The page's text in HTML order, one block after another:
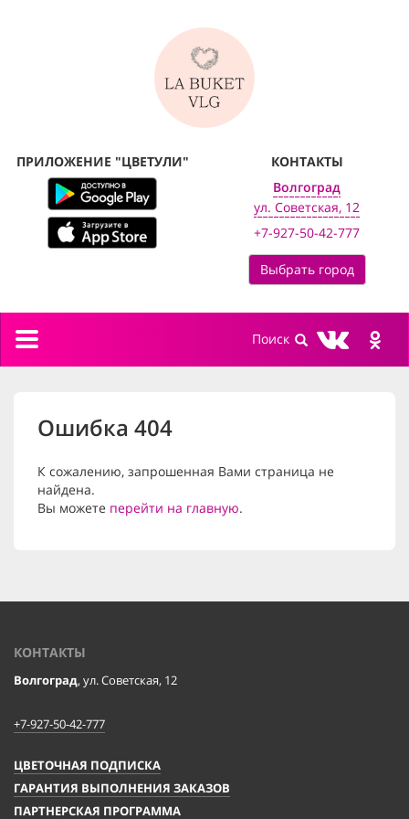
ПРИЛОЖЕНИЕ "ЦВЕТУЛИ"
КОНТАКТЫ
Волгоград
ул. Советская, 12
+7-927-50-42-777
Выбрать город
Toggle
Ошибка 404
К сожалению, запрошенная Вами страница не
найдена.
Вы можете перейти на главную.
КОНТАКТЫ
Волгоград, ул. Советская, 12
+7-927-50-42-777
ЦВЕТОЧНАЯ ПОДПИСКА
ГАРАНТИЯ ВЫПОЛНЕНИЯ ЗАКАЗОВ
ПАРТНЕРСКАЯ ПРОГРАММА